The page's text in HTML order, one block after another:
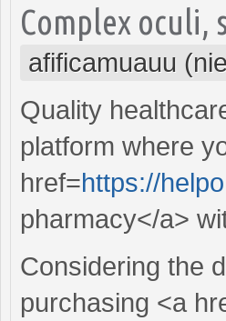
Complex oculi,
afificamuauu
Quality
platform where
href=https://
pharmacy</a>
Considering the
purchasing <a